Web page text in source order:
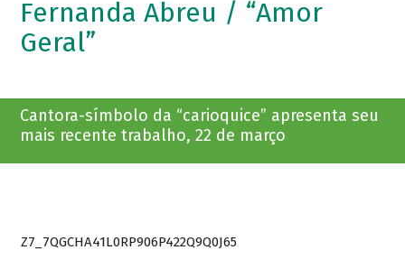
Fernanda Abreu / “Amor
Geral”
Cantora-símbolo da “carioquice” apresenta seu
mais recente trabalho, 22 de março
Z7_7QGCHA41L0RP906P422Q9Q0J65